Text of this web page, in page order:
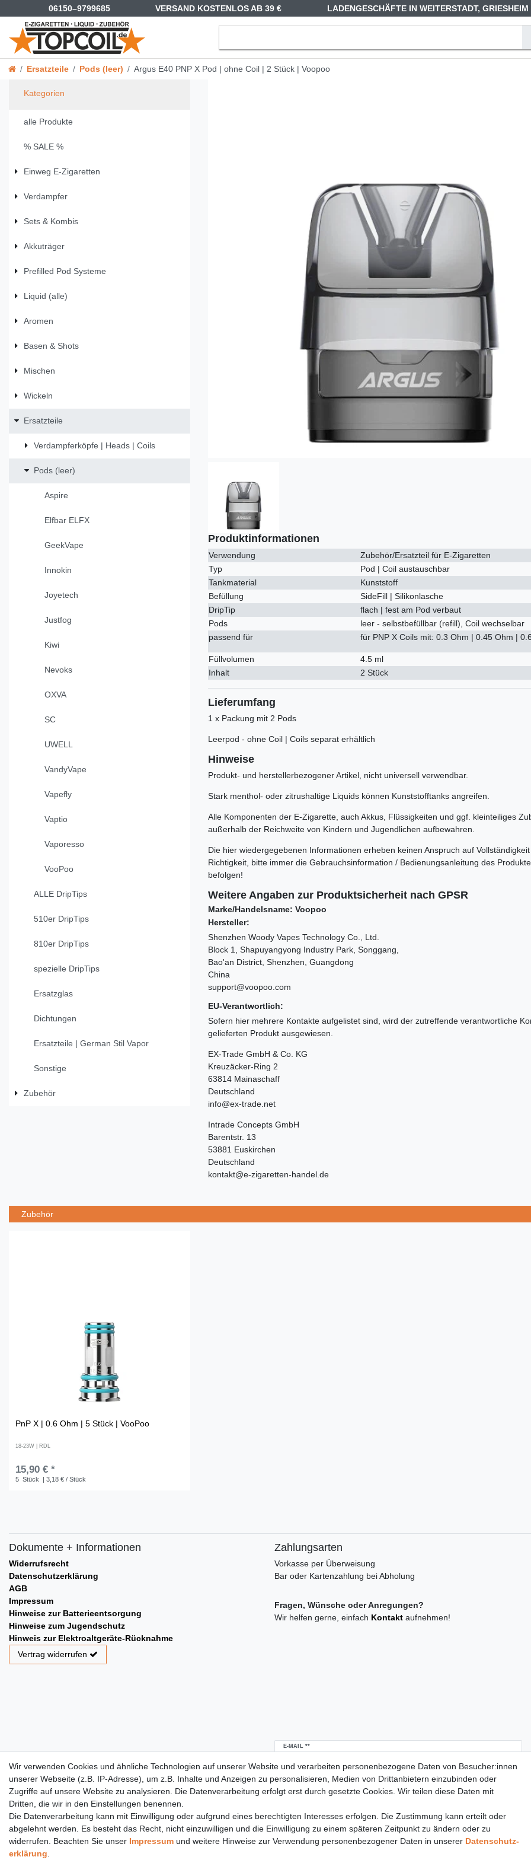
06150–9799685 VERSAND KOSTENLOS AB 39 € LADENGESCHÄFTE IN WEITERSTADT,
Ersatzteile Pods (leer) Argus E40 PNP X Pod | ohne Coil | 2 Stück | Voopoo
Kategorien
alle Produkte
% SALE %
Einweg E-Zigaretten
Verdampfer
Sets & Kombis
Akkuträger
Prefilled Pod Systeme
Liquid (alle)
Aromen
Basen & Shots
Mischen
Wickeln
Ersatzteile
Verdampferköpfe | Heads | Coils
Pods (leer)
Aspire
Elfbar ELFX
GeekVape
Innokin
Joyetech
Justfog
Kiwi
Nevoks
OXVA
SC
UWELL
VandyVape
Vapefly
Vaptio
Vaporesso
VooPoo
ALLE DripTips
510er DripTips
810er DripTips
spezielle DripTips
Ersatzglas
Dichtungen
Ersatzteile | German Stil Vapor
Sonstige
Zubehör
Produktinformationen
Verwendung
Zubehör/Ersatzteil für E-Zigaretten
Typ
Pod | Coil austauschbar
Tankmaterial
Kunststoff
Befüllung
SideFill | Silikonlasche
DripTip
flach | fest am Pod verbaut
Pods
leer - selbstbefüllbar (refill), Coil wechselbar
passend für
für PNP X Coils mit: 0.3 Ohm | 0.45 Ohm |
Füllvolumen
4.5 ml
Inhalt
2 Stück
Lieferumfang
1 x Packung mit 2 Pods
Leerpod - ohne Coil | Coils separat erhältlich
Hinweise
Produkt- und herstellerbezogener Artikel, nicht universell verwendbar.
Stark menthol- oder zitrushaltige Liquids können Kunststofftanks angreifen.
Alle Komponenten der E-Zigarette, auch Akkus, Flüssigkeiten und ggf. kleinteiliges
außerhalb der Reichweite von Kindern und Jugendlichen aufbewahren.
Die hier wiedergegebenen Informationen erheben keinen Anspruch auf
Richtigkeit, bitte immer die Gebrauchsinformation / Bedienungsanleitung des
befolgen!
Weitere Angaben zur Produktsicherheit nach GPSR
Marke/Handelsname: Voopoo
Hersteller:
Shenzhen Woody Vapes Technology Co., Ltd.
Block 1, Shapuyangyong Industry Park, Songgang,
Bao'an District, Shenzhen, Guangdong
China
support@voopoo.com
EU-Verantwortlich:
Sofern hier mehrere Kontakte aufgelistet sind, wird der zutreffende verantwortliche
gelieferten Produkt ausgewiesen.
EX-Trade GmbH & Co. KG
Kreuzäcker-Ring 2
63814 Mainaschaff
Deutschland
info@ex-trade.net
Intrade Concepts GmbH
Barentstr. 13
53881 Euskirchen
Deutschland
kontakt@e-zigaretten-handel.de
Zubehör
PnP X | 0.6 Ohm | 5 Stück | VooPoo
18-23W | RDL
15,90 € *
5 Stück | 3,18 € / Stück
Dokumente + Informationen
Widerrufsrecht
Datenschutzerklärung
AGB
Impressum
Hinweise zur Batterieentsorgung
Hinweise zum Jugendschutz
Hinweis zur Elektroaltgeräte-Rücknahme
Vertrag widerrufen
Zahlungsarten
Vorkasse per Überweisung
Bar oder Kartenzahlung bei Abholung
Fragen, Wünsche oder Anregungen?
Wir helfen gerne, einfach Kontakt aufnehmen!
E-MAIL **
Newsletter
Hiermit bestätige ich, dass ich dieDaten­schutz­erklärunggelesen habe.
Meine Einwilligung kann ich jederzeit widerrufen.**
Abonnieren
** Hierbei handelt es sich um ein Pflichtfeld.
Wir verwenden Cookies und ähnliche Technologien auf unserer Website und verarbeiten personenbezogene Daten von Besucher:innen
unserer Webseite (z.B. IP-Adresse), um z.B. Inhalte und Anzeigen zu personalisieren, Medien von Drittanbietern einzubinden oder
Zugriffe auf unsere Website zu analysieren. Die Datenverarbeitung erfolgt erst durch gesetzte Cookies. Wir teilen diese Daten mit
Dritten, die wir in den Einstellungen benennen.
Die Datenverarbeitung kann mit Einwilligung oder aufgrund eines berechtigten Interesses erfolgen. Die Zustimmung kann erteilt oder
abgelehnt werden. Es besteht das Recht, nicht einzuwilligen und die Einwilligung zu einem späteren Zeitpunkt zu ändern oder zu
widerrufen. Beachten Sie unser Impressum und weitere Hinweise zur Verwendung personenbezogener Daten in unserer Daten­schutz­
erklärung